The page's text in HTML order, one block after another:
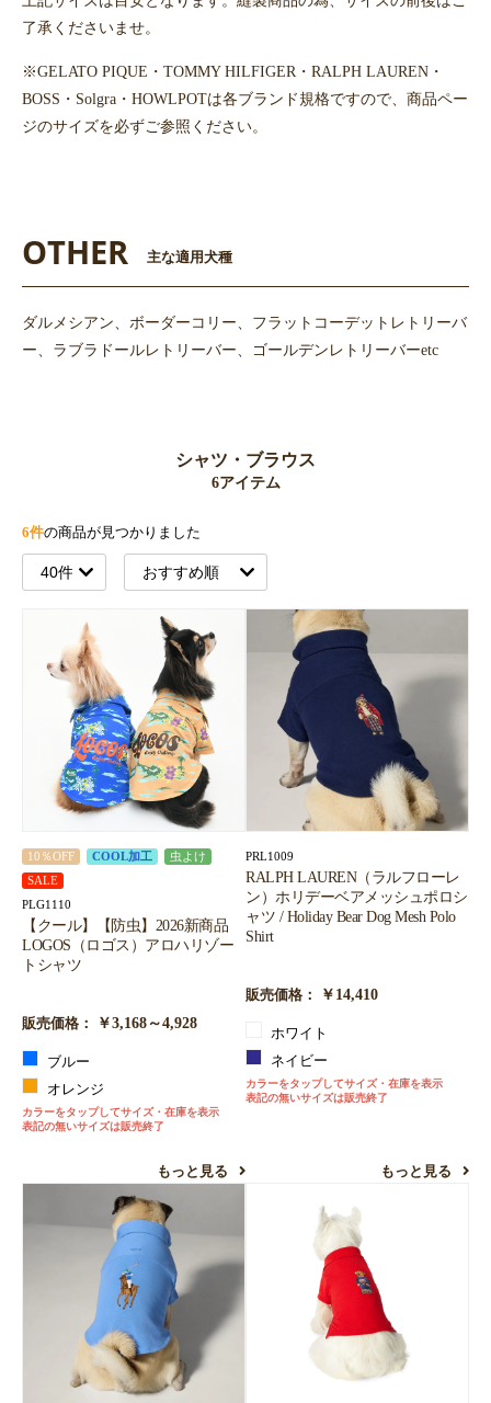
了承くださいませ。
※GELATO PIQUE・TOMMY HILFIGER・RALPH LAUREN・
BOSS・Solgra・HOWLPOTは各ブランド規格ですので、商品ペー
ジのサイズを必ずご参照ください。
OTHER 主な適用犬種
ダルメシアン、ボーダーコリー、フラットコーデットレトリーバ
ー、ラブラドールレトリーバー、ゴールデンレトリーバーetc
シャツ・ブラウス
6アイテム
6件の商品が見つかりました
10％OFF COOL加工
虫よけ
SALE
PLG1110
【クール】【防虫】2026新商品
LOGOS（ロゴス）アロハリゾー
トシャツ
販売価格： ￥3,168～4,928
ブルー
オレンジ
カラーをタップしてサイズ・在庫を表示
表記の無いサイズは販売終了
もっと見る
PRL1009
RALPH LAUREN（ラルフローレ
ン）ホリデーベアメッシュポロシ
ャツ / Holiday Bear Dog Mesh Polo
Shirt
販売価格： ￥14,410
ホワイト
ネイビー
カラーをタップしてサイズ・在庫を表示
表記の無いサイズは販売終了
もっと見る